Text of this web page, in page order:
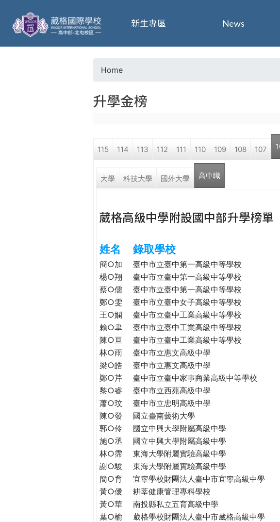
葳
格
o
a
r
h
e
r
e
Home
升學金榜
115 114 113 112 111 110 109 108 107
大學 科技大學 國外大學 高中職
葳格高級中學附設國中部升學榜單
姓名 錄取學校
簡○加 臺中市立臺中第一高級中等學校
楊○翔
臺中市立臺中第一高級中等學校
蔡○儒
臺中市立臺中第一高級中等學校
鄭○雯
臺中市立臺中女子高級中等學校
王○嫻
臺中市立臺中工業高級中等學校
賴○聿
臺中市立臺中工業高級中等學校
陳○亘
臺中市立臺中工業高級中等學校
林○雨
臺中市立惠文高級中學
梁○皓
臺中市立惠文高級中學
鄭○芹
臺中市立臺中家事商業高級中等學校
黎○睿
臺中市立西苑高級中學
蕭○玟
臺中市立忠明高級中學
陳○發
國立臺南藝術大學
郭○伶
國立中興大學附屬高級中學
施○丞
國立中興大學附屬高級中學
林○霈
東海大學附屬實驗高級中學
謝○駿
東海大學附屬實驗高級中學
簡○育
宜寧學校財團法人臺中市宜寧高級中學
黃○僾
耕莘健康管理專科學校
黃○華
南投縣私立五育高級中學
葉○榆
葳格學校財團法人臺中市葳格高級中學
新生專區 News